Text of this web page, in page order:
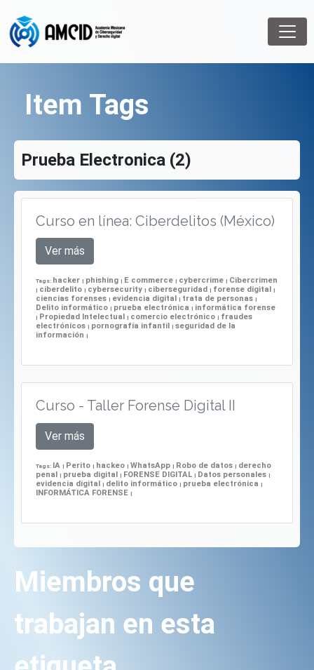
Item Tags
Prueba Electronica (2)
Curso en línea: Ciberdelitos (México)
Ver más
Tags: hacker | phishing | E commerce | cybercrime | Cibercrimen
| ciberdelito | cybersecurity | ciberseguridad | forense digital |
ciencias forenses | evidencia digital | trata de personas |
Delito informático | prueba electrónica | informática forense
| Propiedad Intelectual | comercio electrónico | fraudes
electrónicos | pornografía infantil | seguridad de la
información |
Curso - Taller Forense Digital II
Ver más
Tags: IA | Perito | hackeo | WhatsApp | Robo de datos | derecho
penal | prueba digital | FORENSE DIGITAL | Datos personales |
evidencia digital | delito informático | prueba electrónica |
INFORMÁTICA FORENSE |
Miembros que
trabajan en esta